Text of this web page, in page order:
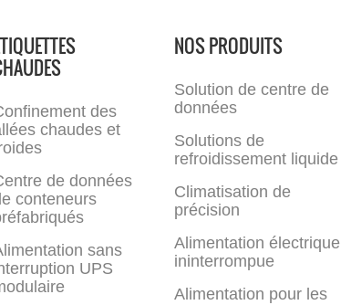
des
chaudes et
de données
conteneurs
sans
UPS
NOS PRODUITS
Solution de centre de
données
Solutions de
refroidissement liquide
Climatisation de
précision
Alimentation électrique
ininterrompue
Alimentation pour les